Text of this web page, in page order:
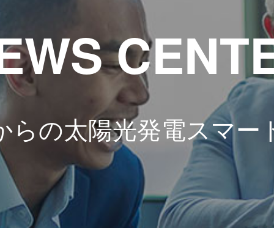
らの太陽光発電スマー